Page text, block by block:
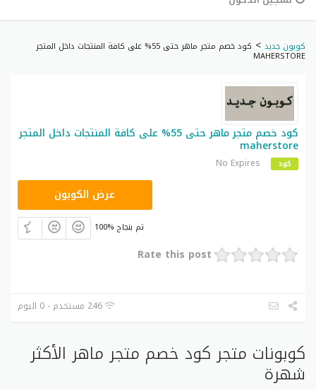
كوبون جديد > كود خصم متجر ماهر حتى 55% على كافة المنتجات داخل المتجر
MAHERSTORE
كود خصم متجر ماهر حتى 55% على كافة المنتجات داخل المتجر
maherstore
كود No Expires
عرض الكوبون
100% تم بنجاح
Rate this post
246 مستخدم - 0 اليوم
كوبونات متجر كود خصم متجر ماهر الأكثر
شهرة